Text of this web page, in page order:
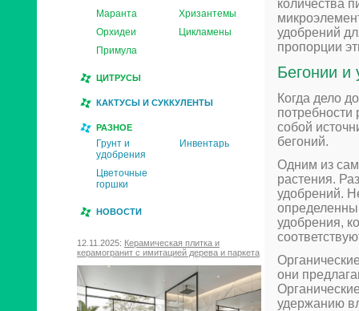
Маранта
Хризантемы
Орхидеи
Цикламены
Примула
ЦИТРУСЫ
КАКТУСЫ И СУККУЛЕНТЫ
РАЗНОЕ
Грунт и
удобрения
Инвентарь
Цветочные
горшки
НОВОСТИ
12.11.2025: Керамическая плитка и
керамогранит с имитацией дерева и паркета
количества
удобрений
пропорции
Бегонии и
Когда дело
потребности
собой
бегоний.
Одним из
растения.
удобрений.
удобрения,
они
удержанию